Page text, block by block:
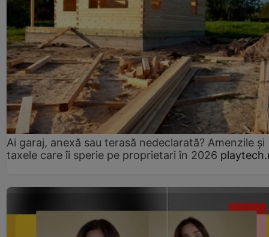
Ai garaj, anexă sau terasă nedeclarată? Amenzile și
taxele care îi sperie pe proprietari în 2026